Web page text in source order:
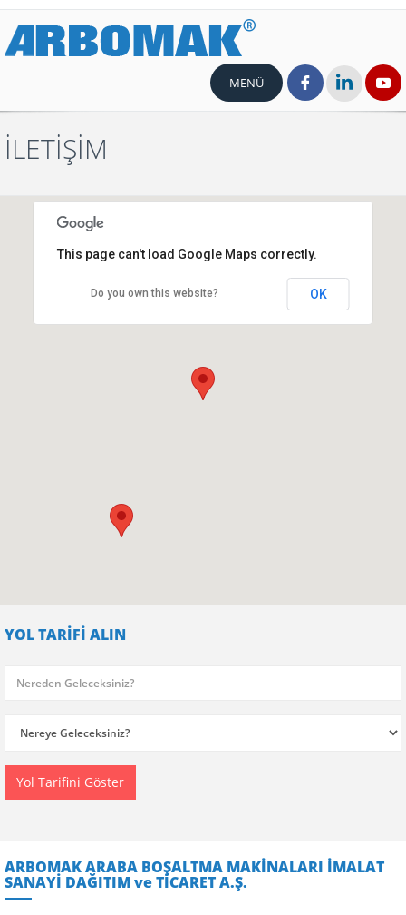
MENÜ
İLETİŞİM
This page can't load Google Maps correctly.
Do you own this website? OK
YOL TARİFİ ALIN
Yol Tarifini Göster
ARBOMAK ARABA BOŞALTMA MAKİNALARI İMALAT
SANAYİ DAĞITIM ve TİCARET A.Ş.